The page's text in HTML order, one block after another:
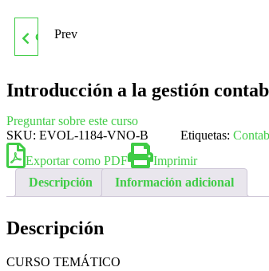
GESTIÓN AMBIENTAL EN
Prev
Introducción a la gestión
Preguntar sobre este curso
SKU: EVOL-1184-VNO-B Etiquetas:
Exportar como PDF
Imprimir
Descripción
Información adicional
Descripción
CURSO TEMÁTICO